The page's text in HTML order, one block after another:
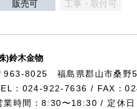
販売可 工事・取付可
)鈴木金物
963-8025 福島県郡山市桑野
：024-922-7636 / FAX：
業時間：8:30〜18:30 / 定休日